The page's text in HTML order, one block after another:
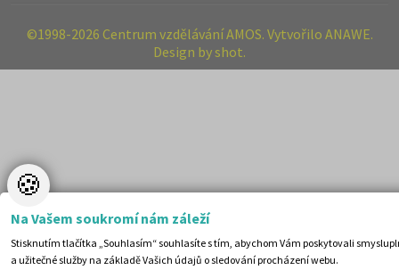
Cena: 169 Kč(běžná cena 299 Kč)
©1998-2026 Centrum vzdělávání AMOS. Vytvořilo ANAWE.
Design by shot.
🍪
Na Vašem soukromí nám záleží
Stisknutím tlačítka „Souhlasím“ souhlasíte s tím, abychom Vám poskytovali
a užitečné služby na základě Vašich údajů o sledování procházení webu.